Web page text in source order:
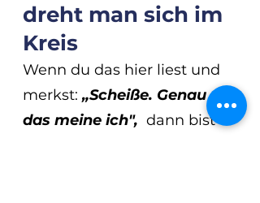
dreht man sich im
Kreis
Wenn du das hier liest und
merkst: „Scheiße. Genau
das meine ich", dann bist